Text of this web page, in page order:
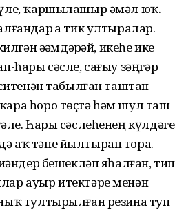
ҡаршылашыр әмәл юҡ.
ҙа тик ултыралар.
әҙәмдәрҙәй, икеһе ике
һары сәсле, сағыу зәңгәр
ситенән табылған таштан
һоро төҫтә һәм шул таш
Һары сәслеһенең күлдәге
аҡ тәне йылтырап тора.
бешекләп яһалған, тип
ауыр итектәре менән
тултырылған резина туп